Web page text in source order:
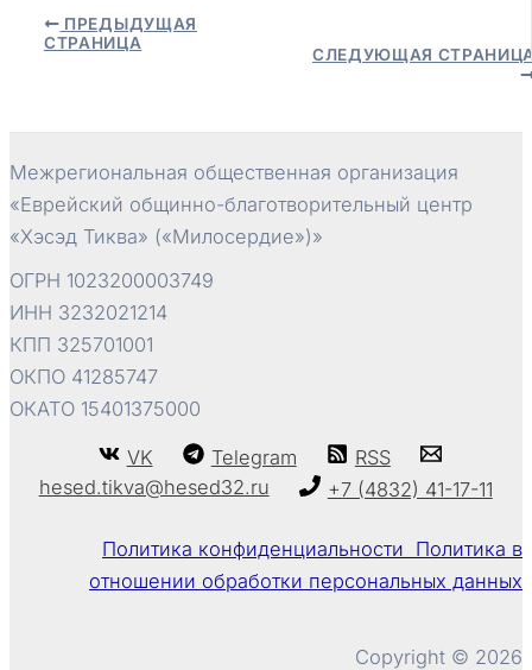
Навигация
ПРЕДЫДУЩАЯ
СТРАНИЦА
СЛЕДУЮЩАЯ
Межрегиональная общественная организация
«Еврейский общинно-благотворительный центр
«Хэсэд Тиква» («Милосердие»)»
ОГРН 1023200003749
ИНН 3232021214
КПП 325701001
ОКПО 41285747
ОКАТО 15401375000
VK Telegram
RSS
hesed.tikva@hesed32.ru
+7 (4832) 41-17-11
Политика конфиденциальности Политика в
отношении обработки персональных данных
Copyright © 2026